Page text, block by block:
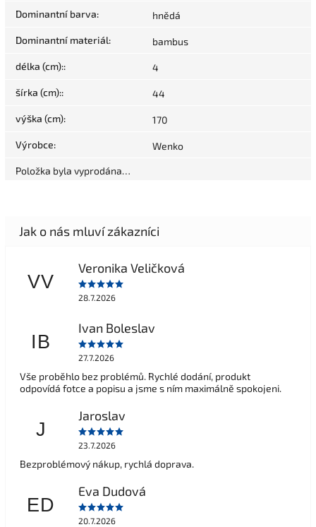
Dominantní barva: hnědá
Dominantní materiál: bambus
délka (cm):: 4
šírka (cm):: 44
výška (cm): 170
Výrobce: Wenko
Položka byla vyprodána…
VV
Veronika Veličková
28.7.2026
IB
Ivan Boleslav
27.7.2026
Vše proběhlo bez problémů. Rychlé dodání, produkt
odpovídá fotce a popisu a jsme s ním maximálně spokojeni.
J
Jaroslav
23.7.2026
Bezproblémový nákup, rychlá doprava.
ED
Eva Dudová
20.7.2026